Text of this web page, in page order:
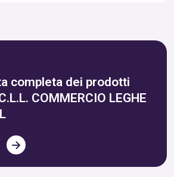
completa dei prodotti
COMMERCIO LEGHE